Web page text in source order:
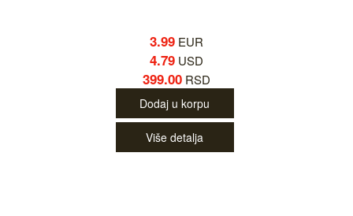
3.99 EUR
4.79 USD
399.00 RSD
Dodaj u korpu
Više detalja